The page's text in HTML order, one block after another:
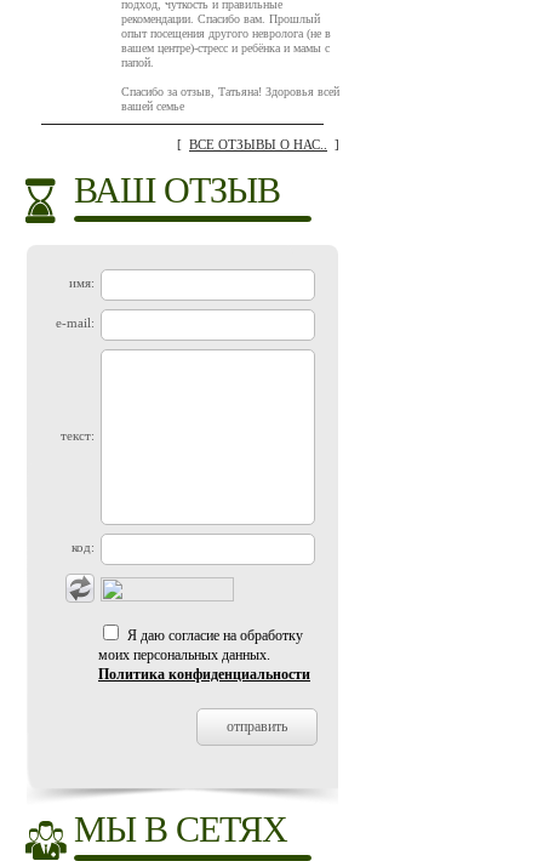
подход, чуткость и правильные
рекомендации. Спасибо вам. Прошлый
опыт посещения другого невролога (не в
вашем центре)-стресс и ребёнка и мамы с
папой.
Спасибо за отзыв, Татьяна! Здоровья всей
вашей семье
[ ВСЕ ОТЗЫВЫ О НАС.. ]
ВАШ ОТЗЫВ
имя:
e-mail:
текст:
код:
Я даю согласие на обработку
моих персональных данных.
Политика конфиденциальности
МЫ В СЕТЯХ